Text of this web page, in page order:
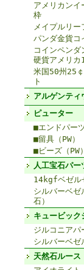
アメリカンイ
枠
メイプルリ
パンダ金貨コ
コインペン
硬貨アメリカ
米国50州25
ト
アルゲンティ
ピューター
■エンドパーツ
■留具（PW）
■ビーズ（PW）
人工宝石パー
14kgfベゼル
シルバーベゼ
石）
キュービック
ジルコニア
シルバーベゼ
天然石ルース